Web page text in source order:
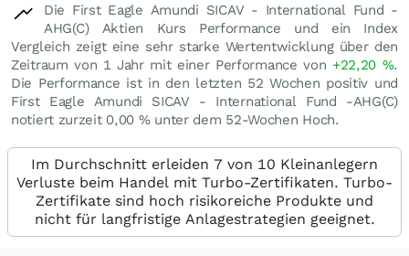
Die First Eagle Amundi SICAV - International Fund -
AHG(C) Aktien Kurs Performance und ein Index
Vergleich zeigt eine sehr starke Wertentwicklung über den
Zeitraum von 1 Jahr mit einer Performance von +22,20 %.
Die Performance ist in den letzten 52 Wochen positiv und
First Eagle Amundi SICAV - International Fund -AHG(C)
notiert zurzeit 0,00 %unter dem 52-Wochen Hoch.
Im Durchschnitt erleiden 7 von 10 Kleinanlegern
Verluste beim Handel mit Turbo-Zertifikaten. Turbo-
Zertifikate sind hoch risikoreiche Produkte und
nicht für langfristige Anlagestrategien geeignet.